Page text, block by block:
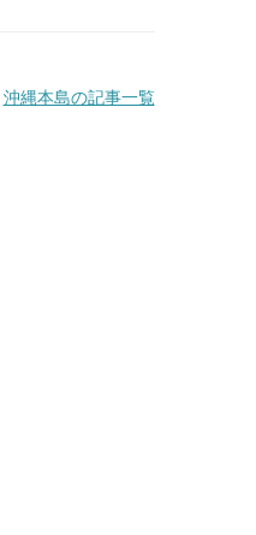
沖縄本島の記事一覧